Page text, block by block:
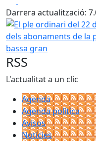
Darrera actualització:
El ple ordinari del 22
RSS
L'actualitat a un clic
Agenda
Agenda política
Avisos
Notícies